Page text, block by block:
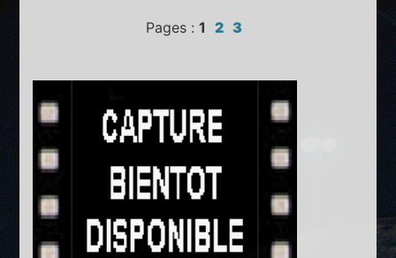
Pages : 1 2 3